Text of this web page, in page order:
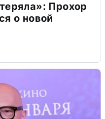
Прохор
о новой